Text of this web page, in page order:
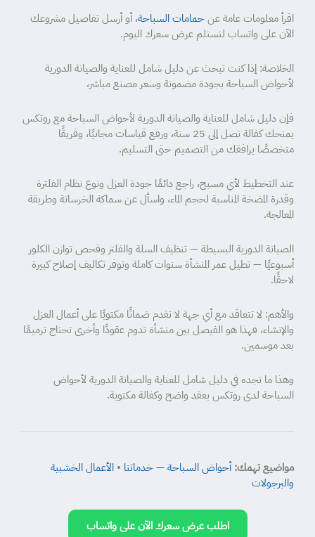
اقرأ معلومات عامة عنحمامات السباحة، أو أرسل تفاصيل مشروعك
الآن على واتساب لتستلم عرض سعرك اليوم.
الخلاصة: إذا كنت تبحث عن دليل شامل للعناية والصيانة الدورية
لأحواض السباحة بجودة مضمونة وسعر مصنع مباشر،
فإن دليل شامل للعناية والصيانة الدورية لأحواض السباحة مع روتكس
يمنحك كفالة تصل إلى 25 سنة، ورفع قياسات مجانيًا، وفريقًا
متخصصًا يرافقك من التصميم حتى التسليم.
عند التخطيط لأي مسبح، راجع دائمًا جودة العزل ونوع نظام الفلترة
وقدرة المضخة المناسبة لحجم الماء، واسأل عن سماكة الخرسانة وطريقة
المعالجة.
الصيانة الدورية البسيطة — تنظيف السلة والفلتر وفحص توازن الكلور
أسبوعيًا — تطيل عمر المنشأة سنوات كاملة وتوفر تكاليف إصلاح كبيرة
لاحقًا.
والأهم: لا تتعاقد مع أي جهة لا تقدم ضمانًا مكتوبًا على أعمال العزل
والإنشاء، فهذا هو الفيصل بين منشأة تدوم عقودًا وأخرى تحتاج ترميمًا
بعد موسمين.
وهذا ما تجده في دليل شامل للعناية والصيانة الدورية لأحواض
السباحة لدى روتكس بعقد واضح وكفالة مكتوبة.
مواضيع تهمك: أحواض السباحة — خدماتنا • الأعمال الخشبية
والبرجولات
اطلب عرض سعرك الآن على واتساب